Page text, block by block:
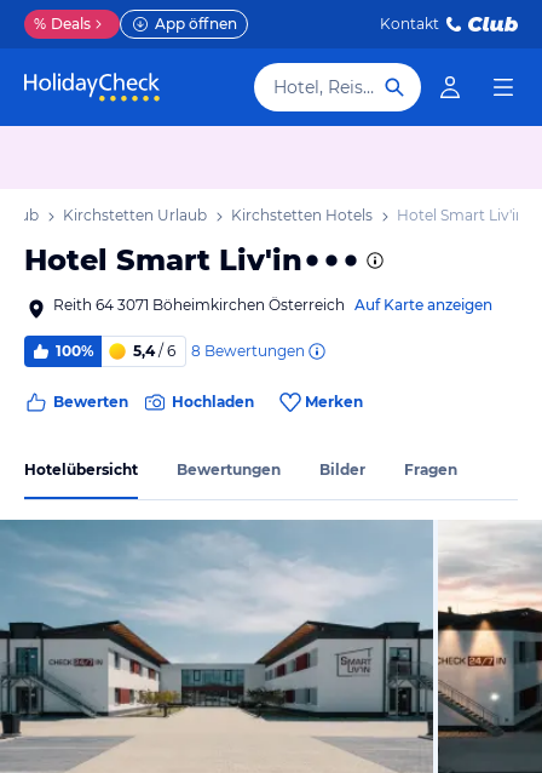
% Deals App öffnen Kontakt
Hotel, Reiseziel
Kirchstetten Urlaub Kirchstetten Hotels Hotel Smart Liv'in
Hotel Smart Liv'in
Reith 64 3071 Böheimkirchen Österreich Auf Karte anzeigen
100% 5,4/ 6 8 Bewertungen
Bewerten Hochladen Merken
Hotelübersicht Bewertungen Bilder Fragen